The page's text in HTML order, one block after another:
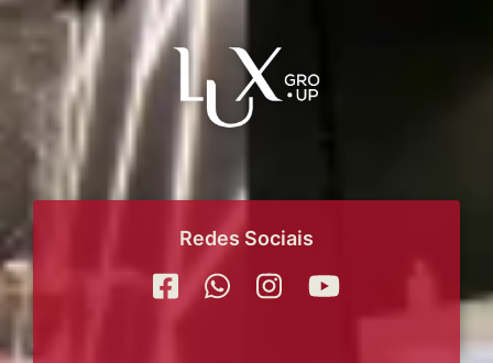
Redes Sociais